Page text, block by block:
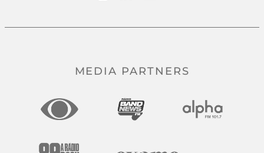
MEDIA PARTNERS